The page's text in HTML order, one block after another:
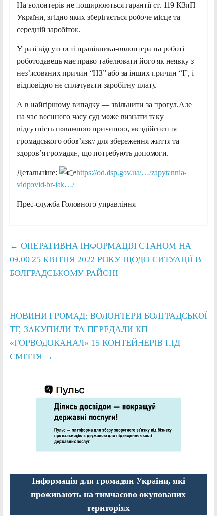
На волонтерів не поширюються гарантії ст. 119 КЗпП
України, згідно яких зберігається робоче місце та
середній заробіток.
У разі відсутності працівника-волонтера на роботі
роботодавець має право табелювати його як неявку з
нез’ясованих причин “НЗ” або за інших причин “І”, і
відповідно не сплачувати заробітну плату.
А в найгіршому випадку — звільнити за прогул.Але
на час воєнного часу суд може визнати таку
відсутність поважною причиною, як здійснення
громадського обов’язку для збереження життя та
здоров’я громадян, що потребують допомоги.
Детальніше:
https://od.dsp.gov.ua/…/zapytannia-
vidpovid-br-iak…/
Прес-служба Головного управління
← ОПЕРАТИВНА ІНФОРМАЦІЯ СТАНОМ НА
09.00 25 КВІТНЯ 2022 РОКУ ЩОДО СИТУАЦІЇ В
БОЛГРАДСЬКОМУ РАЙОНІ
НОВИНИ ГРОМАД: ВОЛОНТЕРИ БОЛГРАДСЬКОЇ
ТГ, ЗАКУПИЛИ ТА ПЕРЕДАЛИ КП
«ГОРВОДОКАНАЛ» 15 КОНТЕЙНЕРІВ ПІД
СМІТТЯ →
Інформація для громадян України, які
проживають на тимчасово окупованих
територіях